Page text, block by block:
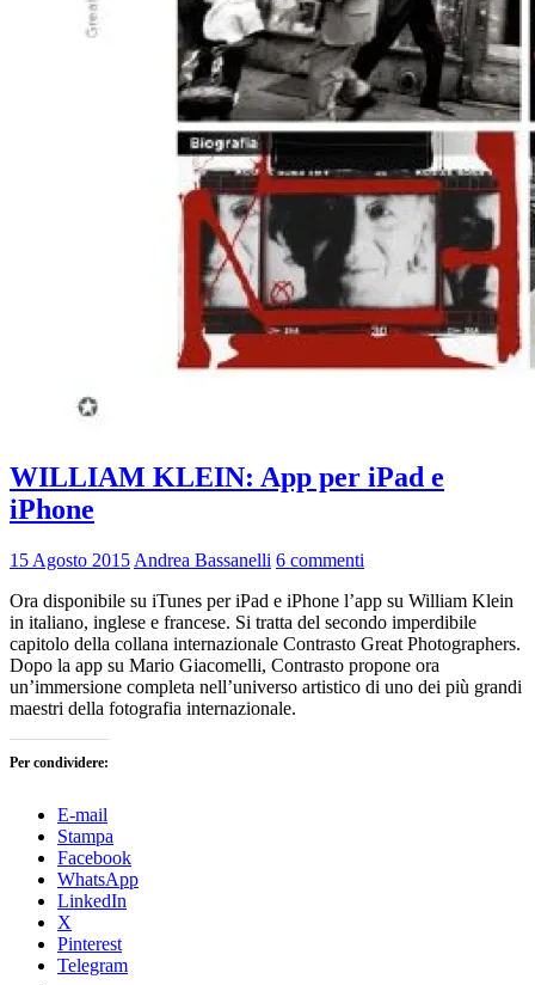
WILLIAM KLEIN: App per iPad e
iPhone
15 Agosto 2015 Andrea Bassanelli 6 commenti
Ora disponibile su iTunes per iPad e iPhone l’app su William Klein
in italiano, inglese e francese. Si tratta del secondo imperdibile
capitolo della collana internazionale Contrasto Great Photographers.
Dopo la app su Mario Giacomelli, Contrasto propone ora
un’immersione completa nell’universo artistico di uno dei più grandi
maestri della fotografia internazionale.
Per condividere:
E-mail
Stampa
Facebook
WhatsApp
LinkedIn
X
Pinterest
Telegram